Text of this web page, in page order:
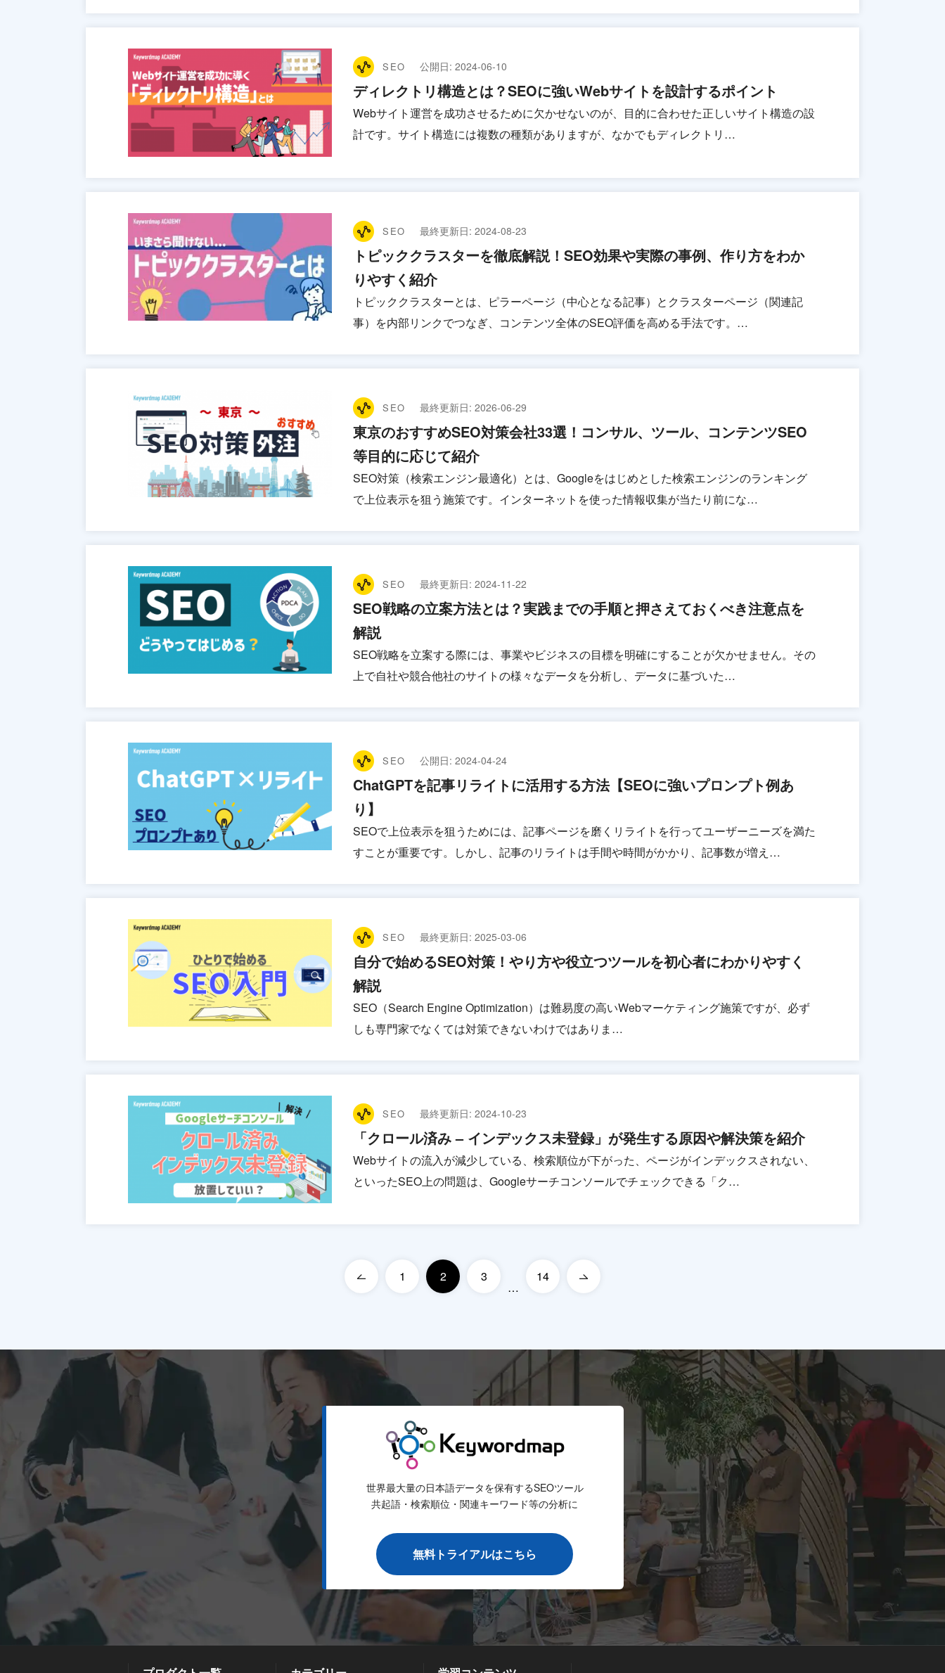
SEO 公開日: 2024-06-10
ディレクトリ構造とは？SEOに強いWebサイトを設計するポイント
Webサイト運営を成功させるために欠かせないのが、目的に合わせた正しいサイト構造の設
計です。サイト構造には複数の種類がありますが、なかでもディレクトリ…
SEO 最終更新日: 2024-08-23
トピッククラスターを徹底解説！SEO効果や実際の事例、作り方をわか
りやすく紹介
トピッククラスターとは、ピラーページ（中心となる記事）とクラスターページ（関連記
事）を内部リンクでつなぎ、コンテンツ全体のSEO評価を高める手法です。…
SEO 最終更新日: 2026-06-29
東京のおすすめSEO対策会社33選！コンサル、ツール、コンテンツSEO
等目的に応じて紹介
SEO対策（検索エンジン最適化）とは、Googleをはじめとした検索エンジンのランキング
で上位表示を狙う施策です。インターネットを使った情報収集が当たり前にな…
SEO 最終更新日: 2024-11-22
SEO戦略の立案方法とは？実践までの手順と押さえておくべき注意点を
解説
SEO戦略を立案する際には、事業やビジネスの目標を明確にすることが欠かせません。その
上で自社や競合他社のサイトの様々なデータを分析し、データに基づいた…
SEO 公開日: 2024-04-24
ChatGPTを記事リライトに活用する方法【SEOに強いプロンプト例あ
り】
SEOで上位表示を狙うためには、記事ページを磨くリライトを行ってユーザーニーズを満た
すことが重要です。しかし、記事のリライトは手間や時間がかかり、記事数が増え…
SEO 最終更新日: 2025-03-06
自分で始めるSEO対策！やり方や役立つツールを初心者にわかりやすく
解説
SEO（Search Engine Optimization）は難易度の高いWebマーケティング施策ですが、必ず
しも専門家でなくては対策できないわけではありま…
SEO 最終更新日: 2024-10-23
「クロール済み – インデックス未登録」が発生する原因や解決策を紹介
Webサイトの流入が減少している、検索順位が下がった、ページがインデックスされない、
といったSEO上の問題は、Googleサーチコンソールでチェックできる「ク…
1 2 3
…
14
世界最大量の日本語データを保有するSEOツール
共起語・検索順位・関連キーワード等の分析に
無料トライアルはこちら